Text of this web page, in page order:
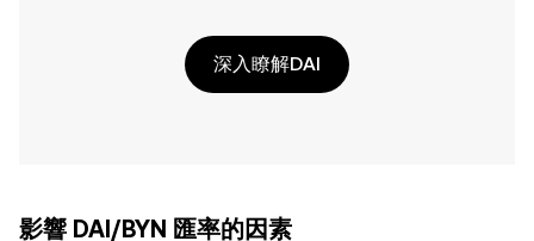
深入瞭解DAI
影響 DAI/BYN 匯率的因素